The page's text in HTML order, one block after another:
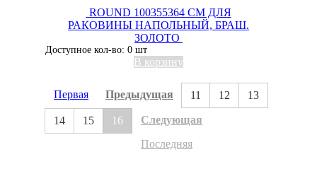
ROUND 100355364 СМ ДЛЯ
РАКОВИНЫ НАПОЛЬНЫЙ, БРАШ.
ЗОЛОТО
Доступное кол-во: 0 шт
В корзину
Первая Предыдущая 11 12 13
14 15 16
Следующая
Последняя